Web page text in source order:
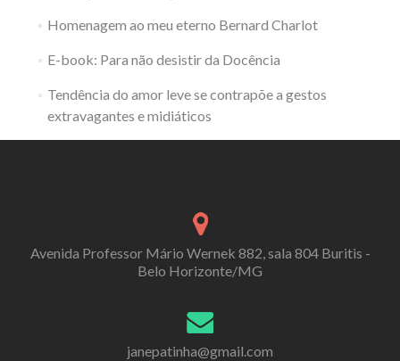
Homenagem ao meu eterno Bernard Charlot
E-book: Para não desistir da Docência
Tendência do amor leve se contrapõe a gestos
extravagantes e midiáticos
Avenida Professor Mário Wernek 882, sala 804 Buritis -
Belo Horizonte/MG
janepatinha@gmail.com